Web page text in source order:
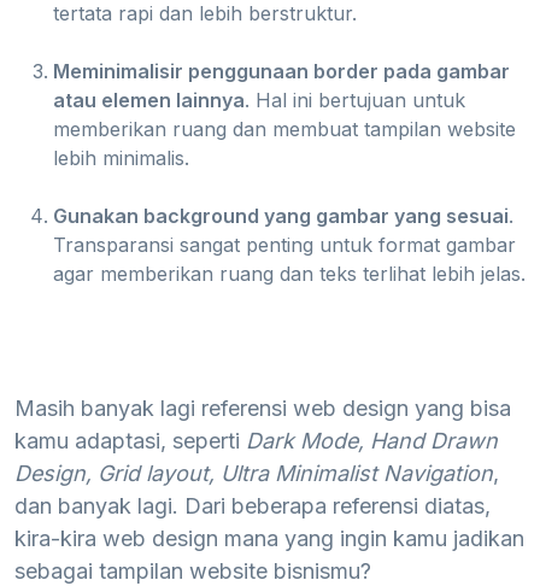
tertata rapi dan lebih berstruktur.
Meminimalisir penggunaan border pada gambar
atau elemen lainnya. Hal ini bertujuan untuk
memberikan ruang dan membuat tampilan website
lebih minimalis.
Gunakan background yang gambar yang sesuai.
Transparansi sangat penting untuk format gambar
agar memberikan ruang dan teks terlihat lebih jelas.
Masih banyak lagi referensi web design yang bisa
kamu adaptasi, seperti Dark Mode, Hand Drawn
Design, Grid layout, Ultra Minimalist Navigation,
dan banyak lagi. Dari beberapa referensi diatas,
kira-kira web design mana yang ingin kamu jadikan
sebagai tampilan website bisnismu?